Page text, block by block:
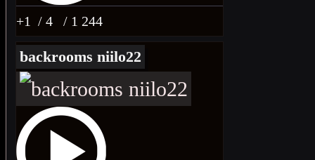
+1 / 4 / 1 244
backrooms niilo22